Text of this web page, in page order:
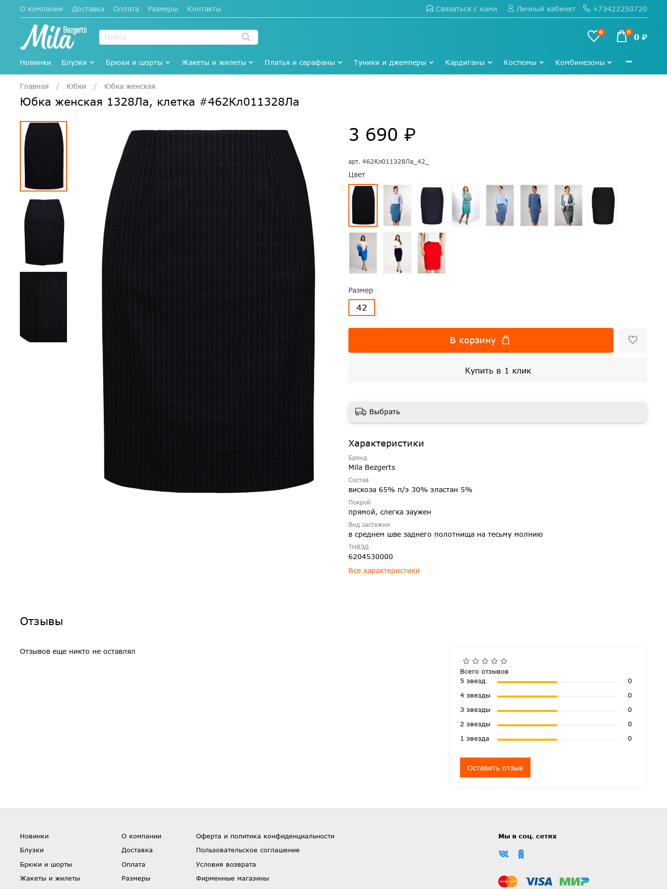
О компании Доставка Оплата Размеры Контакты Связаться с нами Личный кабинет +73422250720
0 0 0 ₽
Новинки Блузки Брюки и шорты Жакеты и жилеты Платья и сарафаны Туники и джемперы Кардиганы Костюмы Комбинезоны
Главная Юбки Юбка женская
Юбка женская 1328Ла, клетка #462Кл011328Ла
арт. 462Кл011328Ла_42_
Цвет
Размер
42
3 690 ₽
В корзину
Купить в 1 клик
Выбрать
Характеристики
Бренд
Mila Bezgerts
Состав
вискоза 65% п/э 30% эластан 5%
Покрой
прямой, слегка заужен
Вид застежки
в среднем шве заднего полотнища на тесьму молнию
ТНВЭД
6204530000
Все характеристики
Отзывы
Отзывов еще никто не оставлял
Всего отзывов
5 звезд
0
4 звезды
0
3 звезды
0
2 звезды
0
1 звезда
0
Оставить отзыв
Новинки
Блузки
Брюки и шорты
Жакеты и жилеты
О компании
Доставка
Оплата
Размеры
Оферта и политика конфиденциальности
Пользовательское соглашение
Условия возврата
Фирменные магазины
Мы в соц. сетях